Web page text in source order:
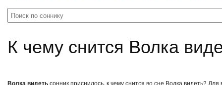
К чему снится Волка
Волка видетьсонник приснилось, к чему снится во сне Волка видеть?